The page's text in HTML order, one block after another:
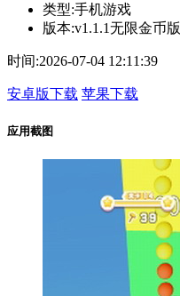
类型:手机游戏
版本:v1.1.1无限金币版
时间:2026-07-04 12:11:39
安卓版下载 苹果下载
应用截图